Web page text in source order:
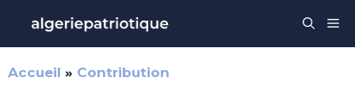
contenu
Accueil » Contribution